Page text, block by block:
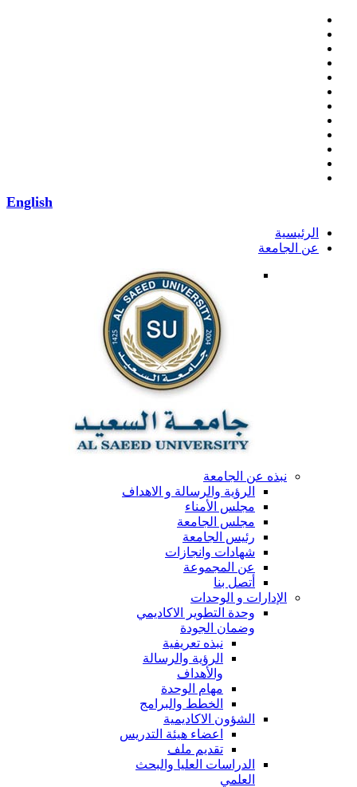
English
الرئيسية
عن الجامعة
نبذه عن الجامعة
الرؤية والرسالة و الاهداف
مجلس الأمناء
مجلس الجامعة
رئيس الجامعة
شهادات وانجازات
عن المجموعة
أتصل بنا
الإدارات و الوحدات
وحدة التطوير الاكاديمي
وضمان الجودة
نبذه تعريفية
الرؤية والرسالة
والأهداف
مهام الوحدة
الخطط والبرامج
الشؤون الاكاديمية
اعضاء هيئة التدريس
تقديم ملف
الدراسات العليا والبحث
العلمي